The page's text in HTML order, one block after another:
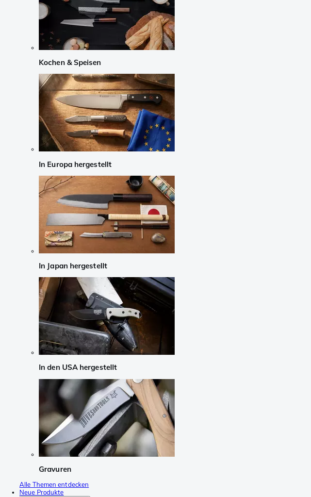
Kochen & Speisen
In Europa hergestellt
In Japan hergestellt
In den USA hergestellt
Gravuren
Alle Themen entdecken
Neue Produkte